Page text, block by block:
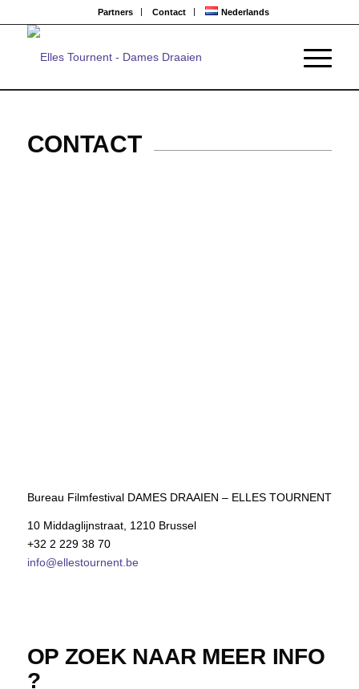
Partners Contact Nederlands
CONTACT
Bureau Filmfestival DAMES DRAAIEN – ELLES TOURNENT
10 Middaglijnstraat, 1210 Brussel
+32 2 229 38 70
info@ellestournent.be
OP ZOEK NAAR MEER INFO
?